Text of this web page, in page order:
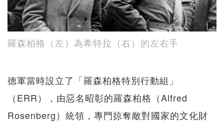
羅森柏格（左）為希特拉（右）的左右手
德軍當時設立了「羅森柏格特別行動組」
（ERR），由惡名昭彰的羅森柏格（Alfred
Rosenberg）統領，專門掠奪敵對國家的文化財